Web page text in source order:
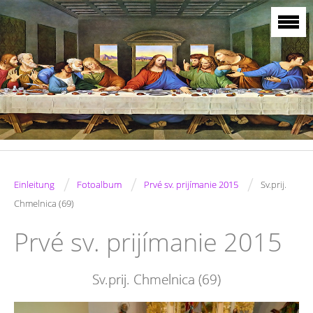
Einleitung / Fotoalbum / Prvé sv. prijímanie 2015 /
Sv.prij.
Chmelnica (69)
Prvé sv. prijímanie 2015
Sv.prij. Chmelnica (69)